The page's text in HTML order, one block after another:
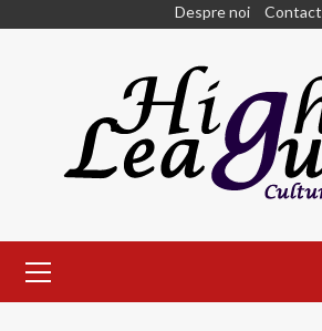
Despre noi Contact
Menu